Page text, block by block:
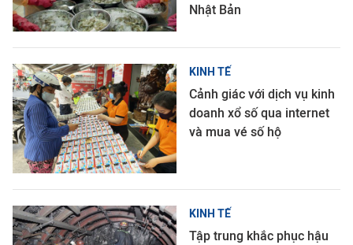
Nhật Bản
KINH TẾ
Cảnh giác với dịch vụ kinh
doanh xổ số qua internet
và mua vé số hộ
KINH TẾ
Tập trung khắc phục hậu